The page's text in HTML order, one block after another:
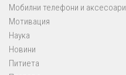
Мобилни телефони и аксесоари
Мотивация
Наука
Новини
Питиета